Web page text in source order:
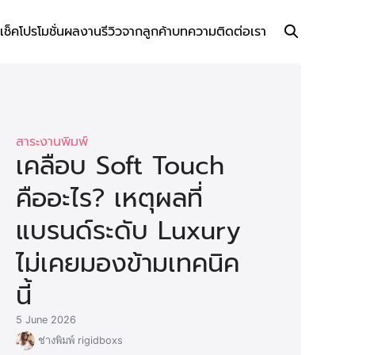
เช็คโปรโมชั่นผลงานรีวิวจากลูกค้าบทความติดต่อเรา
สาระงานพิมพ์
เคลือบ Soft Touch
คืออะไร? เหตุผลที่
แบรนด์ระดับ Luxury
ไม่เคยมองข้ามเทคนิค
นี้
5 June 2026
ช่างพิมพ์ rigidboxs